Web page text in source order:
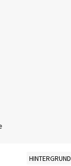
HINTERGRUND